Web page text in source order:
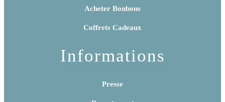
Acheter Bonbons
Coffrets Cadeaux
Informations
Presse